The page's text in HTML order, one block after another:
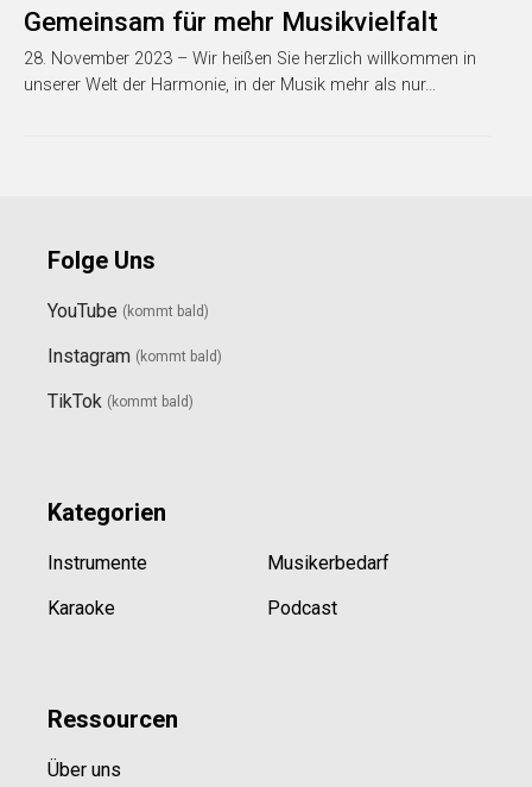
Gemeinsam für mehr Musikvielfalt
28. November 2023 – Wir heißen Sie herzlich willkommen in
unserer Welt der Harmonie, in der Musik mehr als nur…
Folge Uns
YouTube (kommt bald)
Instagram (kommt bald)
TikTok (kommt bald)
Kategorien
Instrumente
Karaoke
Musikerbedarf
Podcast
Ressourcen
Über uns